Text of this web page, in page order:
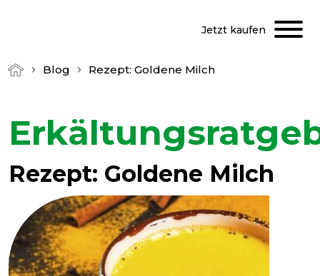
Jetzt kaufen
Blog Rezept: Goldene Milch
Rezept: Goldene Milch